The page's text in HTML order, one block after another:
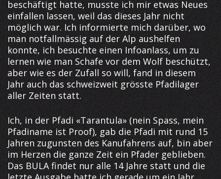
beschäftigt hatte, musste ich mir etwas Neues
einfallen lassen, weil das dieses Jahr nicht
möglich war. Ich informierte mich darüber, wo
man notfallmässig auf der Alp aushelfen
konnte, ich besuchte einen Infoanlass, um zu
lernen wie man Schafe vor dem Wolf beschützt,
aber wie es der Zufall so will, fand in diesem
Jahr auch das schweizweit grösste Pfadilager
aller Zeiten statt.
Ich, in der Pfadi «Tarantula» (nein Spass, mein
Pfadiname ist Proof), gab die Pfadi mit rund 15
Jahren zugunsten des Kanufahrens auf, bin aber
im Herzen die ganze Zeit ein Pfader geblieben.
Das BULA findet nur alle 14 Jahre statt und die